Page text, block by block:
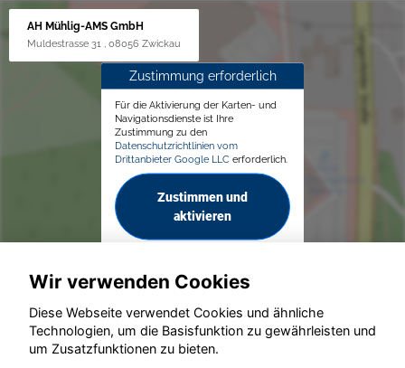
AH Mühlig-AMS GmbH
Muldestrasse 31 , 08056 Zwickau
Zustimmung erforderlich
Für die Aktivierung der Karten- und
Navigationsdienste ist Ihre
Zustimmung zu den
Datenschutzrichtlinien vom
Drittanbieter Google LLC erforderlich.
Zustimmen und
aktivieren
© konjunkturmotor.de GmbH 2020 - 2026
Wir verwenden Cookies
Diese Webseite verwendet Cookies und ähnliche
Technologien, um die Basisfunktion zu gewährleisten und
um Zusatzfunktionen zu bieten.